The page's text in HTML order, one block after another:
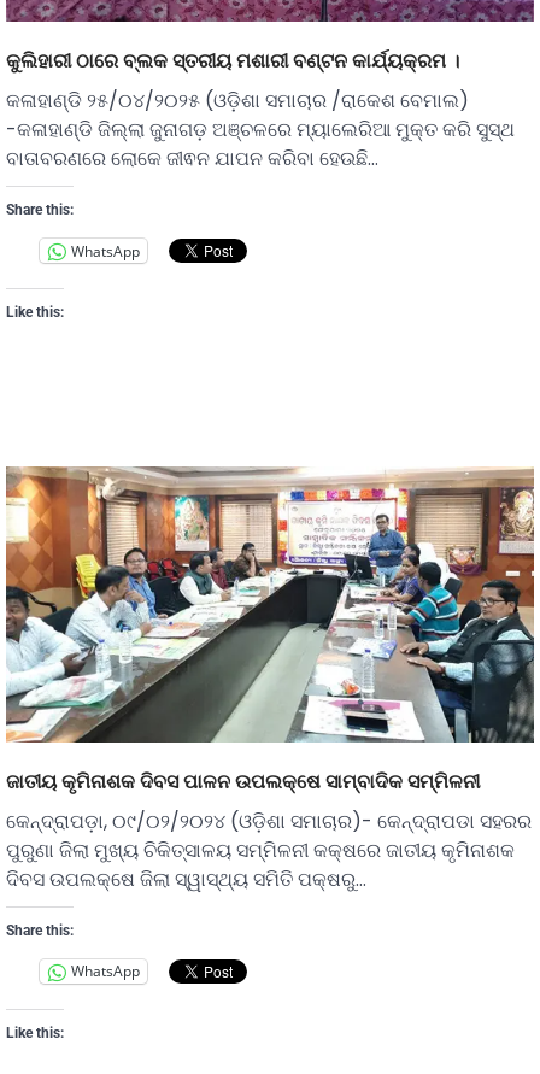
କୁଲିହାରୀ ଠାରେ ବ୍ଲକ ସ୍ତରୀୟ ମଶାରୀ ବଣ୍ଟନ କାର୍ଯ୍ୟକ୍ରମ ।
କଳାହାଣ୍ଡି ୨୫/୦୪/୨୦୨୫ (ଓଡ଼ିଶା ସମାଚାର /ରାକେଶ ବେମାଲ)
-କଳାହାଣ୍ଡି ଜିଲ୍ଲା ଜୁନାଗଡ଼ ଅଞ୍ଚଳରେ ମ୍ୟାଲେରିଆ ମୁକ୍ତ କରି ସୁସ୍ଥ
ବାତାବରଣରେ ଲୋକେ ଜୀଵନ ଯାପନ କରିବା ହେଉଛି…
Share this:
WhatsApp
Like this:
ଜାତୀୟ କୃମିନାଶକ ଦିବସ ପାଳନ ଉପଲକ୍ଷେ ସାମ୍ବାଦିକ ସମ୍ମିଳନୀ
କେନ୍ଦ୍ରାପଡ଼ା, ୦୯/୦୨/୨୦୨୪ (ଓଡ଼ିଶା ସମାଚାର)- କେନ୍ଦ୍ରାପଡା ସହରର
ପୁରୁଣା ଜିଲା ମୁଖ୍ୟ ଚିକିତ୍ସାଳୟ ସମ୍ମିଳନୀ କକ୍ଷରେ ଜାତୀୟ କୃମିନାଶକ
ଦିବସ ଉପଲକ୍ଷେ ଜିଲା ସ୍ୱାସ୍ଥ୍ୟ ସମିତି ପକ୍ଷରୁ…
Share this:
WhatsApp
Like this: